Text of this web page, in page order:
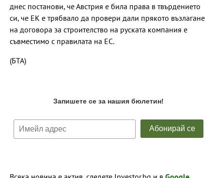
днес постанови, че Австрия е била права в твърдението
си, че ЕК е трябвало да провери дали прякото възлагане
на договора за строителство на руската компания е
съвместимо с правилата на ЕС.
(БТА)